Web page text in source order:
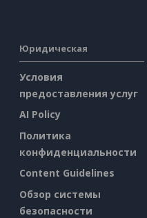
Юридическая
Условия
предоставления услуг
AI Policy
Политика
конфиденциальности
Content Guidelines
Обзор системы
безопасности